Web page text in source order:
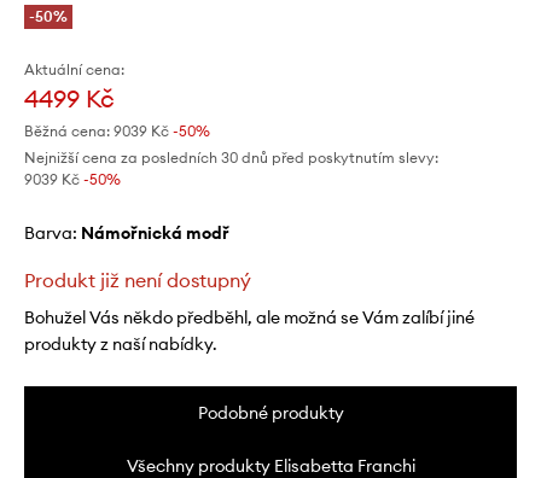
-50%
Aktuální cena:
4499 Kč
Běžná cena: 9039 Kč -50%
Nejnižší cena za posledních 30 dnů před poskytnutím slevy:
9039 Kč -50%
Barva: námořnická modř
Produkt již není dostupný
Bohužel Vás někdo předběhl, ale možná se Vám zalíbí jiné
produkty z naší nabídky.
Podobné produkty
Všechny produkty Elisabetta Franchi